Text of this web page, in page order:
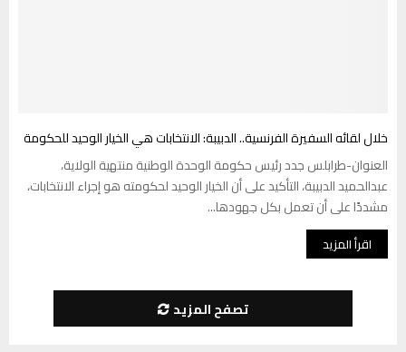
خلال لقائه السفيرة الفرنسية.. الدبيبة: الانتخابات هي الخيار الوحيد للحكومة
العنوان-طرابلس جدد رئيس حكومة الوحدة الوطنية منتهية الولاية،
عبدالحميد الدبيبة، التأكيد على أن الخيار الوحيد لحكومته هو إجراء الانتخابات،
مشددًا على أن تعمل بكل جهودها...
اقرأ المزيد
تصفح المزيد